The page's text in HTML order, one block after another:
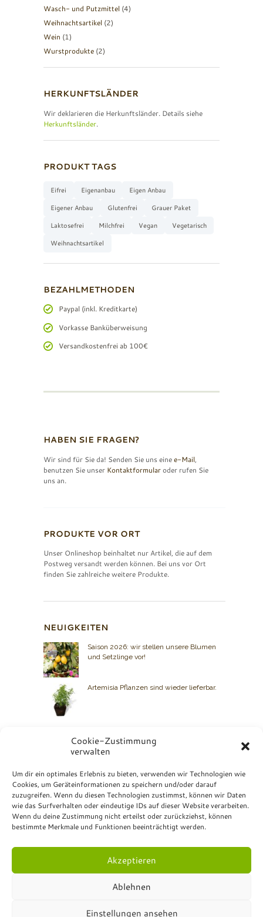
Cookie-Zustimmung
verwalten
Um dir ein optimales Erlebnis zu bieten, verwenden wir Technologien wie
Cookies, um Geräteinformationen zu speichern und/oder darauf
zuzugreifen. Wenn du diesen Technologien zustimmst, können wir Daten
wie das Surfverhalten oder eindeutige IDs auf dieser Website verarbeiten.
Wenn du deine Zustimmung nicht erteilst oder zurückziehst, können
bestimmte Merkmale und Funktionen beeinträchtigt werden.
Akzeptieren
Ablehnen
Einstellungen ansehen
Wasch- und Putzmittel (4)
Weihnachtsartikel (2)
Wein (1)
Wurstprodukte (2)
HERKUNFTSLÄNDER
Wir deklarieren die Herkunftsländer. Details siehe
Herkunftsländer.
PRODUKT TAGS
Eifrei Eigenanbau
Eigen Anbau
Eigener Anbau
Glutenfrei
Grauer Paket
Laktosefrei
Milchfrei Vegan
Vegetarisch
Weihnachtsartikel
BEZAHLMETHODEN
Paypal (inkl. Kreditkarte)
Vorkasse Banküberweisung
Versandkostenfrei ab 100€
HABEN SIE FRAGEN?
Wir sind für Sie da! Senden Sie uns einee-Mail,
benutzen Sie unser Kontaktformularoder rufen Sie
uns an.
PRODUKTE VOR ORT
Unser Onlineshop beinhaltet nur Artikel, die auf dem
Postweg versandt werden können. Bei uns vor Ort
finden Sie zahlreiche weitere Produkte.
NEUIGKEITEN
Saison 2026: wir stellen unsere Blumen
und Setzlinge vor!
Artemisia Pflanzen sind wieder lieferbar.
BIO GRAUER
Kontakt: +49 7072 23 07
Bio Grauer
Hurschstrasse 4
DE-72810 Gomaringen
Datenschutzerklärung.Formulare